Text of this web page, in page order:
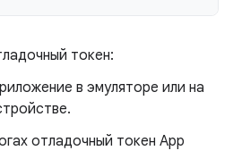
токен:
в эмуляторе или на
отладочный токен App